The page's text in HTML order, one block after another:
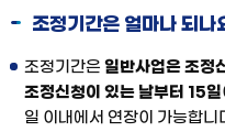
조정기간은 얼마나 되나
조정기간은일반사업은 조정
조정신청이 있는 날부터 15일
일 이내에서 연장이 가능합니